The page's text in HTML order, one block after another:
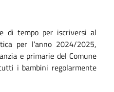
di tempo per iscriversi al
per l’anno 2024/2025,
e primarie del Comune
i bambini regolarmente